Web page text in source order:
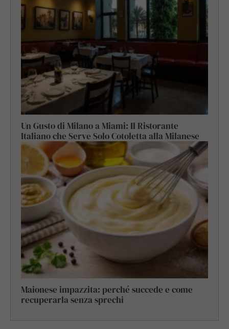
Un Gusto di Milano a Miami: Il Ristorante
Italiano che Serve Solo Cotoletta alla Milanese
Maionese impazzita: perché succede e come
recuperarla senza sprechi